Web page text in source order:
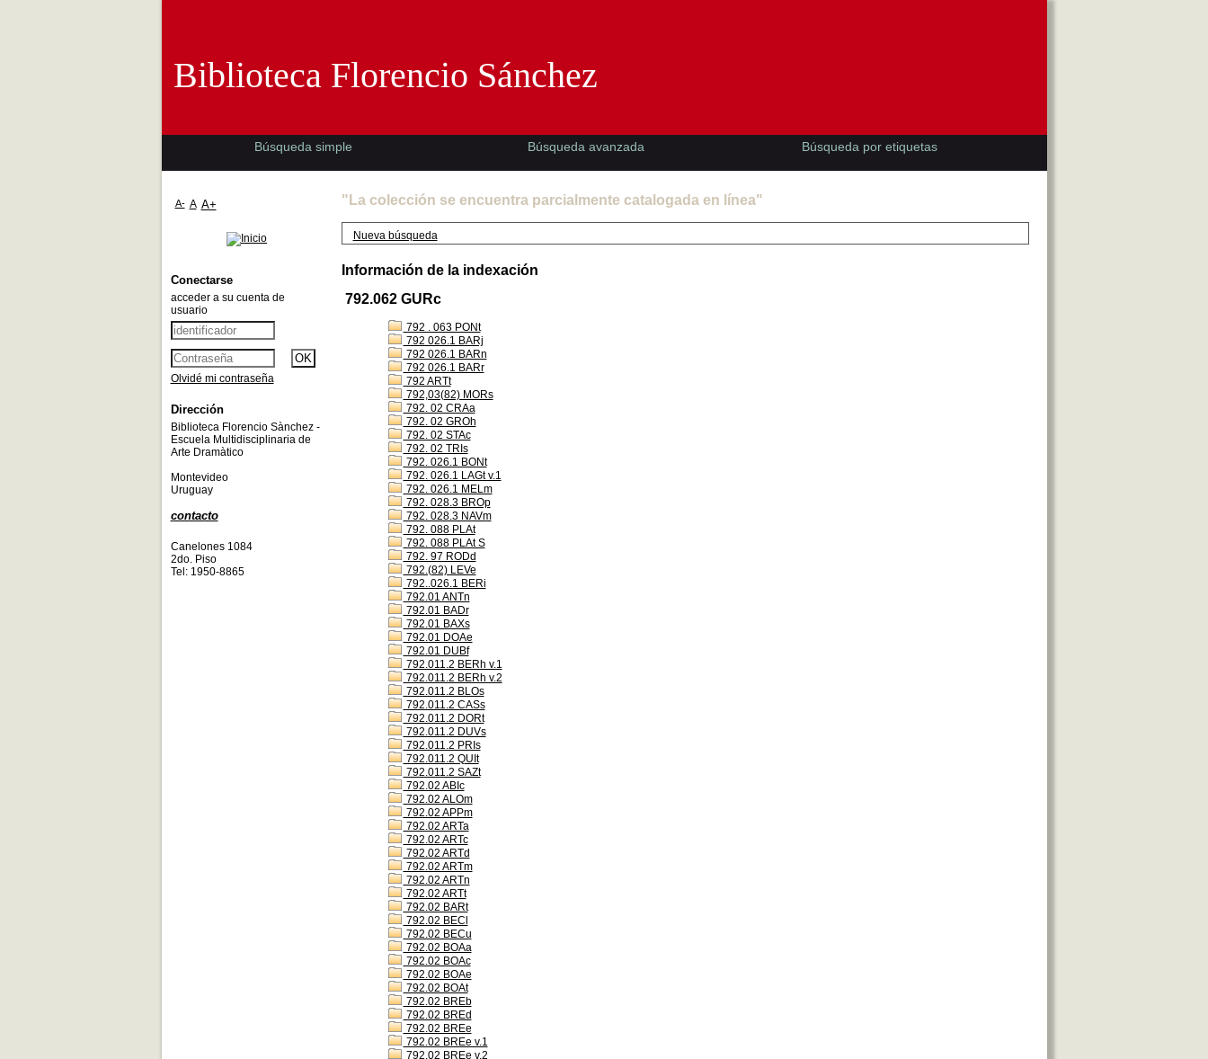
"La colección se encuentra parcialmente catalogada en línea"
Nueva búsqueda
Información de la indexación
792.062 GURc
792 . 063 PONt
792 026.1 BARj
792 026.1 BARn
792 026.1 BARr
792 ARTt
792,03(82) MORs
792. 02 CRAa
792. 02 GROh
792. 02 STAc
792. 02 TRIs
792. 026.1 BONt
792. 026.1 LAGt v.1
792. 026.1 MELm
792. 028.3 BROp
792. 028.3 NAVm
792. 088 PLAt
792. 088 PLAt S
792. 97 RODd
792.(82) LEVe
792..026.1 BERi
792.01 ANTn
792.01 BADr
792.01 BAXs
792.01 DOAe
792.01 DUBf
792.011.2 BERh v.1
792.011.2 BERh v.2
792.011.2 BLOs
792.011.2 CASs
792.011.2 DORt
792.011.2 DUVs
792.011.2 PRIs
792.011.2 QUIt
792.011.2 SAZt
792.02 ABIc
792.02 ALOm
792.02 APPm
792.02 ARTa
792.02 ARTc
792.02 ARTd
792.02 ARTm
792.02 ARTn
792.02 ARTt
792.02 BARt
792.02 BECl
792.02 BECu
792.02 BOAa
792.02 BOAc
792.02 BOAe
792.02 BOAt
792.02 BREb
792.02 BREd
792.02 BREe
792.02 BREe v.1
792.02 BREe v.2
Biblioteca Florencio Sánchez
Búsqueda simple Búsqueda avanzada Búsqueda por etiquetas
A- A A+
Conectarse
acceder a su cuenta de
usuario
Olvidé mi contraseña
Dirección
Biblioteca Florencio Sànchez -
Escuela Multidisciplinaria de
Arte Dramàtico
Montevideo
Uruguay
contacto
Canelones 1084
2do. Piso
Tel: 1950-8865